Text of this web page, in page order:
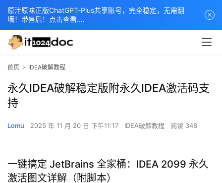
首页 IDEA破解教程
永久IDEA破解稳定版附永久IDEA激活码支
持
Lomu 2025 年 11 月 20 日 下午11:17 IDEA破解教程 阅读 348
一键搞定 JetBrains 全家桶：IDEA 2099 永久
激活图文详解（附脚本）
原汁原味正版ChatGPT-Plus共享账号，完全稳定，无需翻
墙！带售后！点击查看....